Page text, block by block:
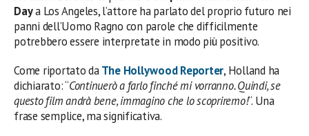
Daya Los Angeles, l’attore ha parlato del proprio futuro nei
panni dell’Uomo Ragno con parole che difficilmente
potrebbero essere interpretate in modo più positivo.
Come riportato daThe Hollywood Reporter, Holland ha
dichiarato: “Continuerò a farlo finché mi vorranno. Quindi, se
questo film andrà bene, immagino che lo scopriremo!“. Una
frase semplice, ma significativa.